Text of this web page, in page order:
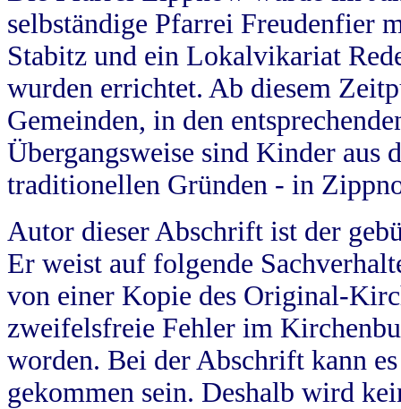
selbständige Pfarrei Freudenfier
Stabitz und ein Lokalvikariat
wurden errichtet. Ab diesem
Gemeinden, in den
Übergangsweise sind Kinder aus
traditionellen Gründen - in
Autor dieser Abschrift ist der
Er weist auf folgende
von einer Kopie des Original-
zweifelsfreie Fehler im
worden. Bei der Abschrift kann
gekommen sein. Deshalb wird